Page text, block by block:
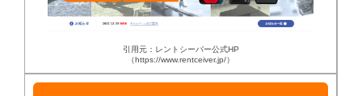
引用元：レントシーバー公式HP
（https://www.rentceiver.jp/）